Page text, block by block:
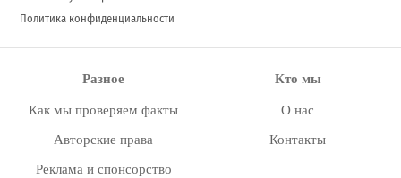
Политика конфиденциальности
Разное
Как мы проверяем факты
Авторские права
Реклама и спонсорство
Кто мы
О нас
Контакты